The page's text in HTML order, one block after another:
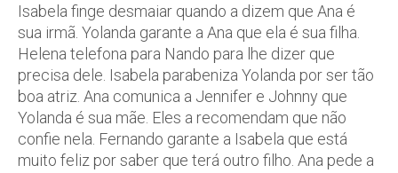
Isabela finge desmaiar quando a dizem que Ana é
sua irmã. Yolanda garante a Ana que ela é sua filha.
Helena telefona para Nando para lhe dizer que
precisa dele. Isabela parabeniza Yolanda por ser tão
boa atriz. Ana comunica a Jennifer e Johnny que
Yolanda é sua mãe. Eles a recomendam que não
confie nela. Fernando garante a Isabela que está
muito feliz por saber que terá outro filho. Ana pede a